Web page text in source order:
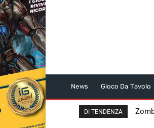
News Gioco Da Tavolo
DI TENDENZA